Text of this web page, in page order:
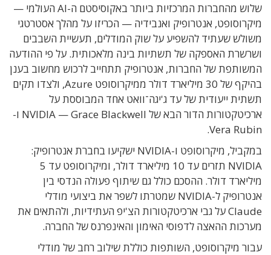
שלוש מהחברות המרכזיות ביותר באקוסיסטם ה-AI העולמי —
מיקרוסופט, אנטרופיק ואנבידיה — הכריזו על מהלך אסטרטגי
משולש שעתיד להשפיע על שוק המודלים, תעשיית השבבים
ושרשרת האספקה של תשתיות בינה מלאכותית. על פי ההודעה
המשותפת של החברות, אנטרופיק תתחייב לרכוש מחשוב בענן
בהיקף של 30 מיליארד דולר ממיקרוסופט Azure, ולצדו תקים
תשתית ייעודית של עד ג'יגה־וואט אחד המבוססת על
ארכיטקטורות הדור הבא של NVIDIA — Grace Blackwell ו-
Vera Rubin.
במקביל, מיקרוסופט ו-NVIDIA ישקיעו בחברת אנטרופיק:
NVIDIA תזרים עד 10 מיליארד דולר, ומיקרוסופט עד 5
מיליארד דולר. ההסכם כולל גם שיתוף פעולה הנדסי בין
אנטרופיק ל-NVIDIA שמטרתו לשפר את ביצועי מודלי
Claude על גבי ארכיטקטורות הצ'יפ העתידיות, ולהתאים את
מערכות ההאצה לדפוסי האימון והאינפרנס של החברה.
עבור מיקרוסופט, השותפות כוללת שילוב רחב של מודלי